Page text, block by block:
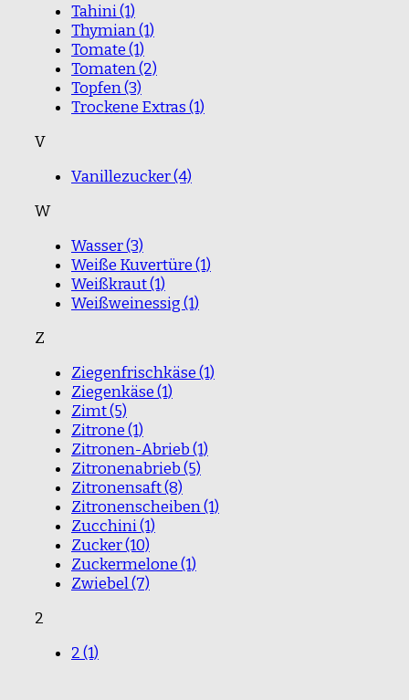
Tahini(1)
Thymian(1)
Tomate(1)
Tomaten(2)
Topfen(3)
Trockene Extras(1)
V
Vanillezucker(4)
W
Wasser(3)
Weiße Kuvertüre(1)
Weißkraut(1)
Weißweinessig(1)
Z
Ziegenfrischkäse(1)
Ziegenkäse(1)
Zimt(5)
Zitrone(1)
Zitronen-Abrieb(1)
Zitronenabrieb(5)
Zitronensaft(8)
Zitronenscheiben(1)
Zucchini(1)
Zucker(10)
Zuckermelone(1)
Zwiebel(7)
2
2(1)